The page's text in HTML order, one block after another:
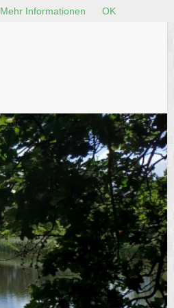
Mehr Informationen OK